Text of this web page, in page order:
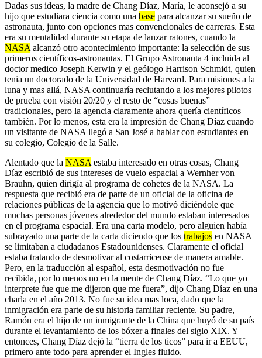
Dadas sus ideas, la madre de Chang Díaz, María, le aconsejó a su
hijo que estudiara ciencia como una base para alcanzar su sueño de
astronauta, junto con opciones mas convencionales de carreras. Esta
era su mentalidad durante su etapa de lanzar ratones, cuando la
NASA alcanzó otro acontecimiento importante: la selección de sus
primeros científicos-astronautas. El Grupo Astronauta 4 incluida al
doctor medico Joseph Kerwin y el geólogo Harrison Schmidt, quien
tenia un doctorado de la Universidad de Harvard. Para misiones a la
luna y mas allá, NASA continuaría reclutando a los mejores pilotos
de prueba con visión 20/20 y el resto de “cosas buenas”
tradicionales, pero la agencia claramente ahora quería científicos
también. Por lo menos, esta era la impresión de Chang Díaz cuando
un visitante de NASA llegó a San José a hablar con estudiantes en
su colegio, Colegio de la Salle.
Alentado que la NASA estaba interesado en otras cosas, Chang
Díaz escribió de sus intereses de vuelo espacial a Wernher von
Brauhn, quien dirigía al programa de cohetes de la NASA. La
respuesta que recibió era de parte de un oficial de la oficina de
relaciones públicas de la agencia que lo motivó diciéndole que
muchas personas jóvenes alrededor del mundo estaban interesados
en el programa espacial. Era una carta modelo, pero alguien había
subrayado una parte de la carta diciendo que los trabajos en NASA
se limitaban a ciudadanos Estadounidenses. Claramente el oficial
estaba tratando de desmotivar al costarricense de manera amable.
Pero, en la traducción al español, esta desmotivación no fue
recibida, por lo menos no en la mente de Chang Díaz. “Lo que yo
interprete fue que me dijeron que me fuera”, dijo Chang Díaz en una
charla en el año 2013. No fue su idea mas loca, dado que la
inmigración era parte de su historia familiar reciente. Su padre,
Ramón era el hijo de un inmigrante de la China que huyó de su país
durante el levantamiento de los bóxer a finales del siglo XIX. Y
entonces, Chang Díaz dejó la “tierra de los ticos” para ir a EEUU,
primero ante todo para aprender el Ingles fluido.